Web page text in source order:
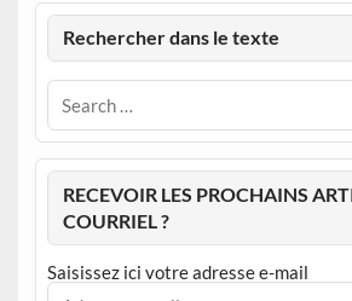
Rechercher dans le texte
RECEVOIR LES PROCHAINS
COURRIEL ?
Saisissez ici votre adresse e-mail
Adresse